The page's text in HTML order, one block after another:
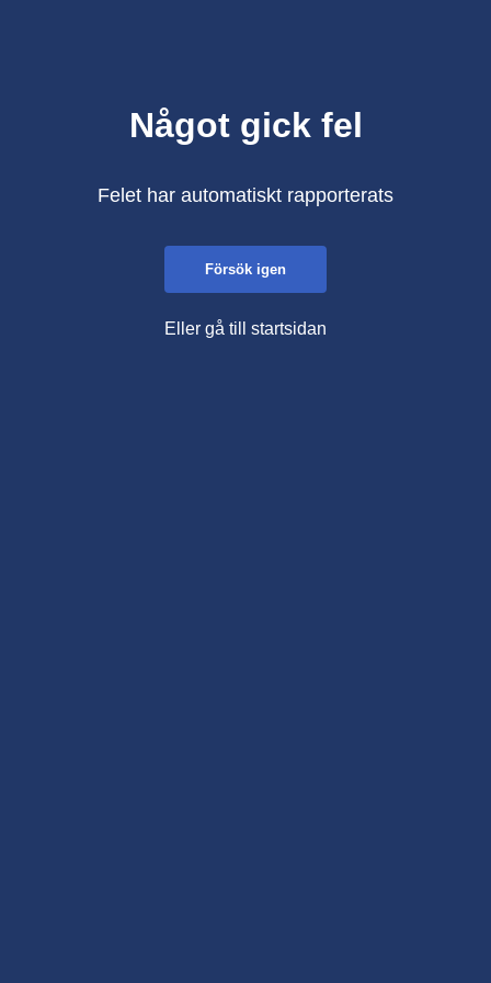
Något gick fel
Felet har automatiskt rapporterats
Försök igen
Eller gå till startsidan